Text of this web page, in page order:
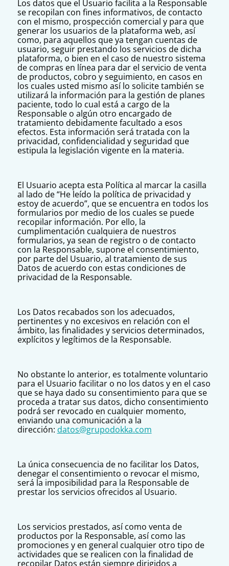
Los datos que el Usuario facilita a la Responsable
se recopilan con fines informativos, de contacto
con el mismo, prospección comercial y para que
generar los usuarios de la plataforma web, así
como, para aquellos que ya tengan cuentas de
usuario, seguir prestando los servicios de dicha
plataforma, o bien en el caso de nuestro sistema
de compras en línea para dar el servicio de venta
de productos, cobro y seguimiento, en casos en
los cuales usted mismo así lo solicite también se
utilizará la información para la gestión de planes
paciente, todo lo cual está a cargo de la
Responsable o algún otro encargado de
tratamiento debidamente facultado a esos
efectos. Esta información será tratada con la
privacidad, confidencialidad y seguridad que
estipula la legislación vigente en la materia.
El Usuario acepta esta Política al marcar la casilla
al lado de “He leído la política de privacidad y
estoy de acuerdo”, que se encuentra en todos los
formularios por medio de los cuales se puede
recopilar información. Por ello, la
cumplimentación cualquiera de nuestros
formularios, ya sean de registro o de contacto
con la Responsable, supone el consentimiento,
por parte del Usuario, al tratamiento de sus
Datos de acuerdo con estas condiciones de
privacidad de la Responsable.
Los Datos recabados son los adecuados,
pertinentes y no excesivos en relación con el
ámbito, las finalidades y servicios determinados,
explícitos y legítimos de la Responsable.
No obstante lo anterior, es totalmente voluntario
para el Usuario facilitar o no los datos y en el caso
que se haya dado su consentimiento para que se
proceda a tratar sus datos, dicho consentimiento
podrá ser revocado en cualquier momento,
enviando una comunicación a la
dirección: datos@grupodokka.com
La única consecuencia de no facilitar los Datos,
denegar el consentimiento o revocar el mismo,
será la imposibilidad para la Responsable de
prestar los servicios ofrecidos al Usuario.
Los servicios prestados, así como venta de
productos por la Responsable, así como las
promociones y en general cualquier otro tipo de
actividades que se realicen con la finalidad de
recopilar Datos están siempre dirigidos a